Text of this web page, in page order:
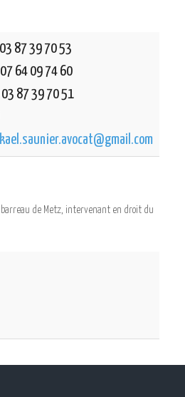
03 87 39 70 53
07 64 09 74 60
03 87 39 70 51
de Metz, intervenant en droit du